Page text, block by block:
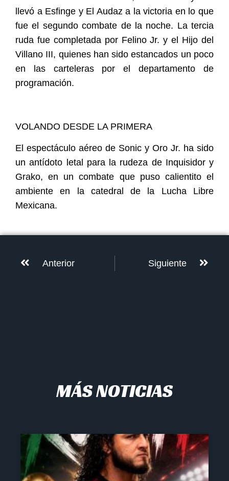
llevó a Esfinge y El Audaz a la victoria en lo que
fue el segundo combate de la noche. La tercia
ruda fue completada por Felino Jr. y el Hijo del
Villano III, quienes han sido estancados un poco
en las carteleras por el departamento de
programación.
VOLANDO DESDE LA PRIMERA
El espectáculo aéreo de Sonic y Oro Jr. ha sido
un antídoto letal para la rudeza de Inquisidor y
Grako, en un combate que puso calientito el
ambiente en la catedral de la Lucha Libre
Mexicana.
Anterior Siguiente
MÁS NOTICIAS